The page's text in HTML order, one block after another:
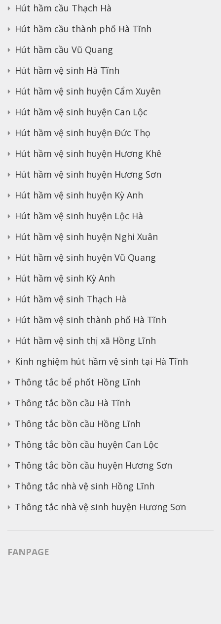
Hút hầm cầu Thạch Hà
Hút hầm cầu thành phố Hà Tĩnh
Hút hầm cầu Vũ Quang
Hút hầm vệ sinh Hà Tĩnh
Hút hầm vệ sinh huyện Cẩm Xuyên
Hút hầm vệ sinh huyện Can Lộc
Hút hầm vệ sinh huyện Đức Thọ
Hút hầm vệ sinh huyện Hương Khê
Hút hầm vệ sinh huyện Hương Sơn
Hút hầm vệ sinh huyện Kỳ Anh
Hút hầm vệ sinh huyện Lộc Hà
Hút hầm vệ sinh huyện Nghi Xuân
Hút hầm vệ sinh huyện Vũ Quang
Hút hầm vệ sinh Kỳ Anh
Hút hầm vệ sinh Thạch Hà
Hút hầm vệ sinh thành phố Hà Tĩnh
Hút hầm vệ sinh thị xã Hồng Lĩnh
Kinh nghiệm hút hầm vệ sinh tại Hà Tĩnh
Thông tắc bể phốt Hồng Lĩnh
Thông tắc bồn cầu Hà Tĩnh
Thông tắc bồn cầu Hồng Lĩnh
Thông tắc bồn cầu huyện Can Lộc
Thông tắc bồn cầu huyện Hương Sơn
Thông tắc nhà vệ sinh Hồng Lĩnh
Thông tắc nhà vệ sinh huyện Hương Sơn
FANPAGE